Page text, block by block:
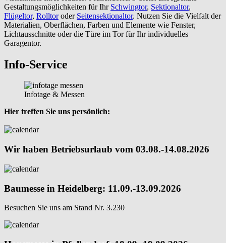
Gestaltungsmöglichkeiten für Ihr Schwingtor, Sektionaltor,
Flügeltor, Rolltoroder Seitensektionaltor. Nutzen Sie die Vielfalt der
Materialien, Oberflächen, Farben und Elemente wie Fenster,
Lichtausschnitte oder die Türe im Tor für Ihr individuelles
Garagentor.
Info-Service
Infotage & Messen
Hier treffen Sie uns persönlich:
Wir haben Betriebsurlaub vom 03.08.-14.08.2026
Baumesse in Heidelberg: 11.09.-13.09.2026
Besuchen Sie uns am Stand Nr. 3.230